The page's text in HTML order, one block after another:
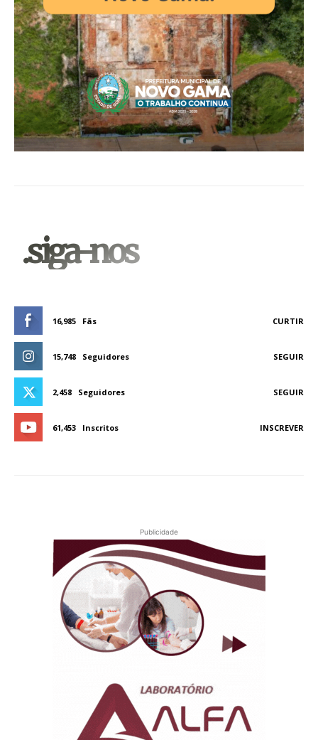
.siga-nos
16,985 Fãs CURTIR
15,748 Seguidores SEGUIR
2,458 Seguidores SEGUIR
61,453 Inscritos INSCREVER
Publicidade